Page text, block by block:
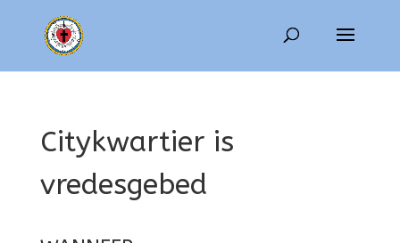
Citykwartier is
vredesgebed